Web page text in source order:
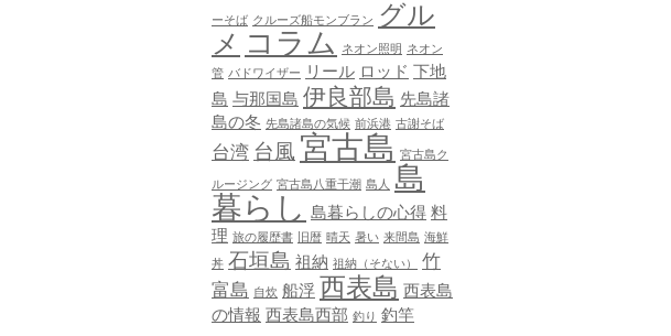
ーそば クルーズ船モンブラン グル
メ コラム ネオン照明 ネオン
管 バドワイザー リール ロッド 下地
島 与那国島 伊良部島 先島諸
島の冬 先島諸島の気候 前浜港 古謝そば
台湾 台風 宮古島 宮古島ク
ルージング 宮古島八重干潮 島人
島
暮らし 島暮らしの心得 料
理 旅の履歴書 旧暦 晴天 暑い 来間島 海鮮
丼 石垣島 祖納 祖納（そない）
竹
富島 自炊 船浮 西表島 西表島
の情報 西表島西部 釣り 釣竿